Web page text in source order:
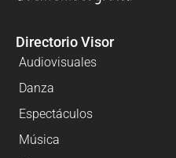
Directorio Visor
Audiovisuales
Danza
Espectáculos
Música